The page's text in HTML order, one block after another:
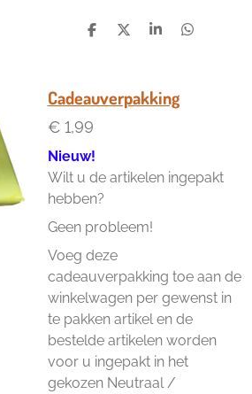
D
D
S
e
D
Cadeauverpakking
€ 1,99
Nieuw!
Wilt u de artikelen ingepakt
hebben?
Geen probleem!
Voeg deze
cadeauverpakking toe aan de
winkelwagen per gewenst in
te pakken artikel en de
bestelde artikelen worden
voor u ingepakt in het
gekozen Neutraal /